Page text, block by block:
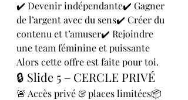
✔️ Devenir indépendante✔️ Gagner
de l’argent avec du sens✔️ Créer du
contenu et t’amuser✔️ Rejoindre
une team féminine et puissante
Alors cette offre est faite pour toi.
🔒 Slide 5 – CERCLE PRIVÉ
🚨 Accès privé & places limitées📦